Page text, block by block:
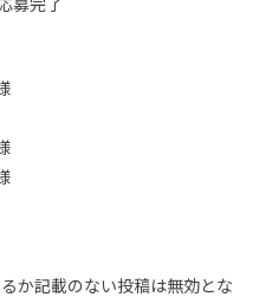
募完了
か記載のない投稿は無効とな